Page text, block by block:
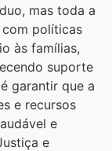
mas toda a
com políticas
às famílias,
suporte
garantir que a
e recursos
e
e